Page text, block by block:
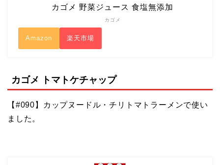
カゴメ 野菜ジュース 食塩無添加
カゴメ
Amazon 楽天市場
カゴメ トマトケチャップ
【#090】カップヌードル・チリトマトラーメンで使い
ました。